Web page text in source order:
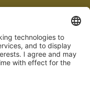
zu gestalten.
jedoch noch nicht
stoßen oder Hilfe
service[at]knutzen.de.